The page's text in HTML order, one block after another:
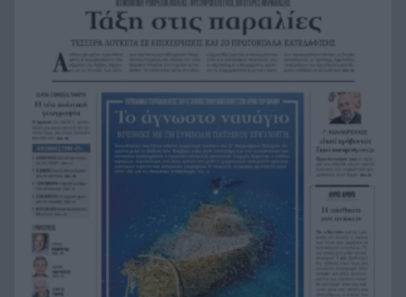
Τραγωδία, ανασύρθηκε νεκρός 43χρονος από τη
θάλασσα ανάμεσα σε Αγκίστρι και Αίγινα
Άντι Μπέρναμ: Η συγκινητική εξομολόγηση για
τον πατέρα του που πάσχει από Αλτσχάιμερ
17:22
«Κάτι θα κάνουμε στην Αθήνα»: Η Άννα Βίσση
άκουσε Τσιτσάνη στο Φισκάρδο και πήρε την
κάρτα της μπάντας